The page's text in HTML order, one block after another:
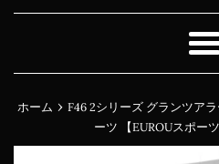
メ
ニ
ー
ホーム › F46 2シリーズ グランツア
ーツ 【EUROUスポー